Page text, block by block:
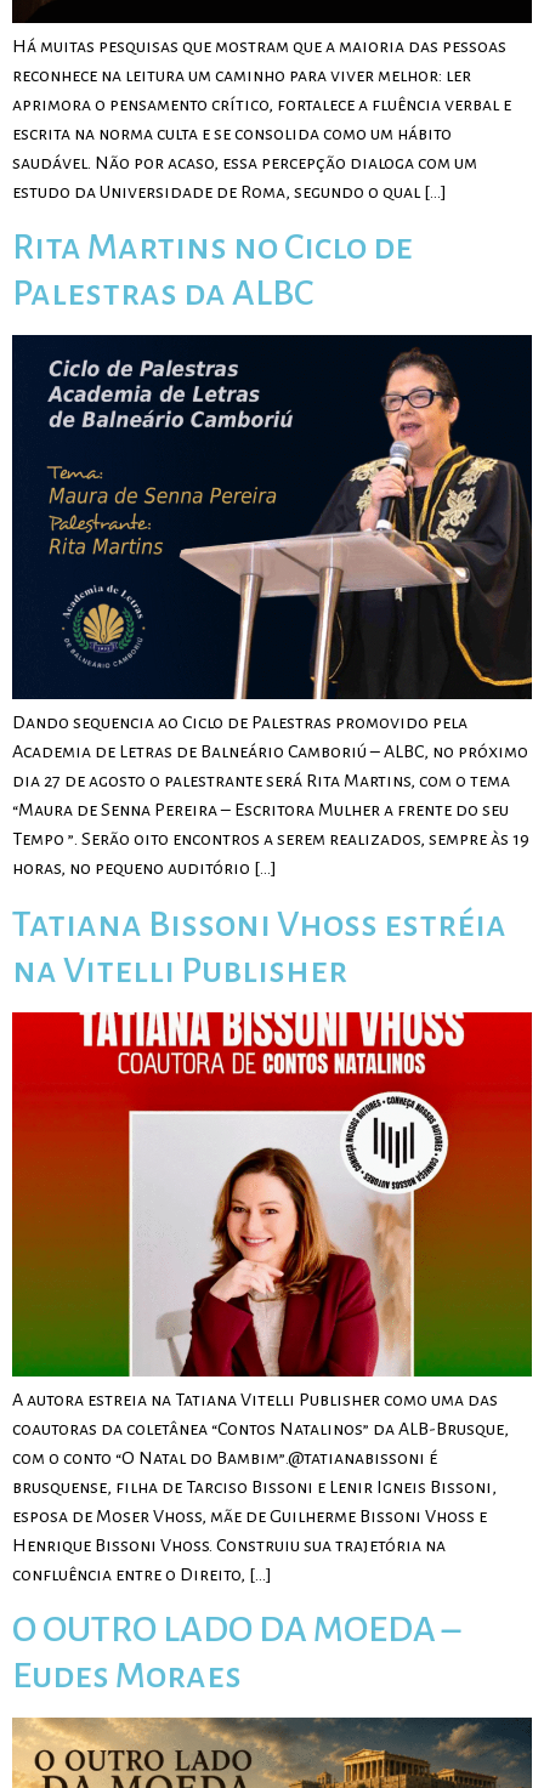
Há muitas pesquisas que mostram que a maioria das pessoas
reconhece na leitura um caminho para viver melhor: ler
aprimora o pensamento crítico, fortalece a fluência verbal e
escrita na norma culta e se consolida como um hábito
saudável. Não por acaso, essa percepção dialoga com um
estudo da Universidade de Roma, segundo o qual […]
Rita Martins no Ciclo de
Palestras da ALBC
Dando sequencia ao Ciclo de Palestras promovido pela
Academia de Letras de Balneário Camboriú – ALBC, no próximo
dia 27 de agosto o palestrante será Rita Martins, com o tema
“Maura de Senna Pereira – Escritora Mulher a frente do seu
Tempo ”. Serão oito encontros a serem realizados, sempre às 19
horas, no pequeno auditório […]
Tatiana Bissoni Vhoss estréia
na Vitelli Publisher
A autora estreia na Tatiana Vitelli Publisher como uma das
coautoras da coletânea “Contos Natalinos” da ALB-Brusque,
com o conto “O Natal do Bambim”.@tatianabissoni é
brusquense, filha de Tarciso Bissoni e Lenir Igneis Bissoni,
esposa de Moser Vhoss, mãe de Guilherme Bissoni Vhoss e
Henrique Bissoni Vhoss. Construiu sua trajetória na
confluência entre o Direito, […]
O OUTRO LADO DA MOEDA –
Eudes Moraes